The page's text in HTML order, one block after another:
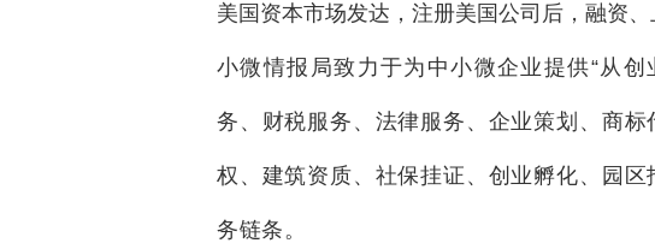
美国资本市场发达，注册美国公司后，融资、
小微情报局致力于为中小微企业提供“从
务、财税服务、法律服务、企业策划、商
权、建筑资质、社保挂证、创业孵化、园
务链条。